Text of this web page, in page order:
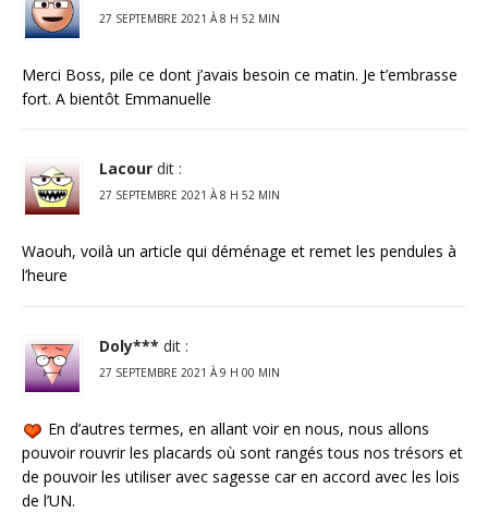
27 SEPTEMBRE 2021 À 8 H 52 MIN
Merci Boss, pile ce dont j’avais besoin ce matin. Je t’embrasse
fort. A bientôt Emmanuelle
Lacour dit :
27 SEPTEMBRE 2021 À 8 H 52 MIN
Waouh, voilà un article qui déménage et remet les pendules à
l’heure
Doly*** dit :
27 SEPTEMBRE 2021 À 9 H 00 MIN
En d’autres termes, en allant voir en nous, nous allons
pouvoir rouvrir les placards où sont rangés tous nos trésors et
de pouvoir les utiliser avec sagesse car en accord avec les lois
de l’UN.